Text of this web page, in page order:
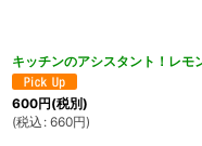
キッチンのアシスタント！レ
600円(税別)
(税込 : 660円)